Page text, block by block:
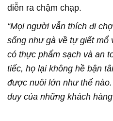
diễn ra chậm chạp.
“Mọi người vẫn thích đi
sống như gà về tự giết mổ
có thực phẩm sạch và an
tiếc, họ lại không hề bận
được nuôi lớn như thế
duy của những khách